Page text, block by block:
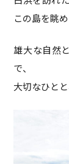
この島を眺
雄大な自然
で、
大切なひとと